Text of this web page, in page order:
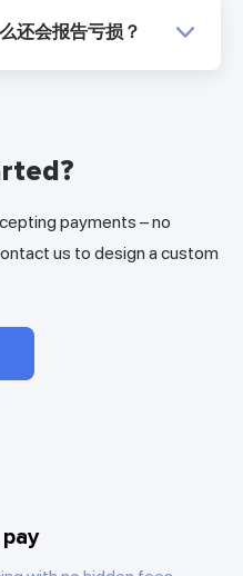
还会报告亏损？
payments – no
us to design a custom